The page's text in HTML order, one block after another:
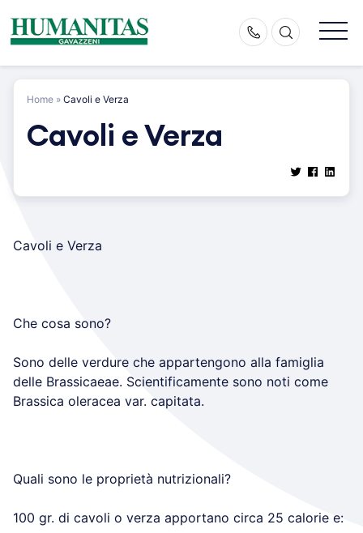
content
Home » Cavoli e Verza
Cavoli e Verza
Cavoli e Verza
Che cosa sono?
Sono delle verdure che appartengono alla famiglia
delle Brassicaeae. Scientificamente sono noti come
Brassica oleracea var. capitata.
Quali sono le proprietà nutrizionali?
100 gr. di cavoli o verza apportano circa 25 calorie e: